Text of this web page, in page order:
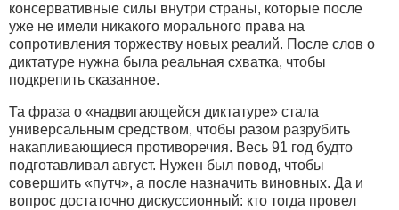
консервативные силы внутри страны, которые после
уже не имели никакого морального права на
сопротивления торжеству новых реалий. После слов о
диктатуре нужна была реальная схватка, чтобы
подкрепить сказанное.
Та фраза о «надвигающейся диктатуре» стала
универсальным средством, чтобы разом разрубить
накапливающиеся противоречия. Весь 91 год будто
подготавливал август. Нужен был повод, чтобы
совершить «путч», а после назначить виновных. Да и
вопрос достаточно дискуссионный: кто тогда провел